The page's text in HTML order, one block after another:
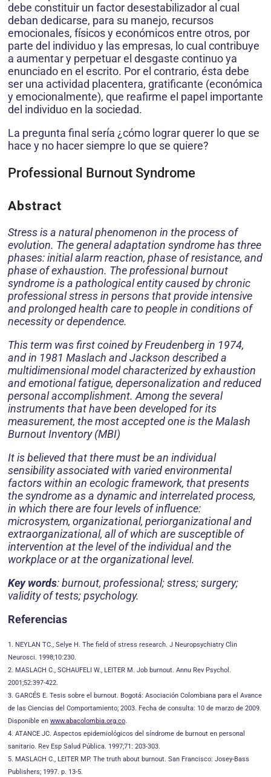
debe constituir un factor desestabilizador al cual
deban dedicarse, para su manejo, recursos
emocionales, físicos y económicos entre otros, por
parte del individuo y las empresas, lo cual contribuye
a aumentar y perpetuar el desgaste continuo ya
enunciado en el escrito. Por el contrario, ésta debe
ser una actividad placentera, gratificante (económica
y emocionalmente), que reafirme el papel importante
del individuo en la sociedad.
La pregunta final sería ¿cómo lograr querer lo que se
hace y no hacer siempre lo que se quiere?
Professional Burnout Syndrome
Abstract
Stress is a natural phenomenon in the process of
evolution. The general adaptation syndrome has three
phases: initial alarm reaction, phase of resistance, and
phase of exhaustion. The professional burnout
syndrome is a pathological entity caused by chronic
professional stress in persons that provide intensive
and prolonged health care to people in conditions of
necessity or dependence.
This term was first coined by Freudenberg in 1974,
and in 1981 Maslach and Jackson described a
multidimensional model characterized by exhaustion
and emotional fatigue, depersonalization and reduced
personal accomplishment. Among the several
instruments that have been developed for its
measurement, the most accepted one is the Malash
Burnout Inventory (MBI)
It is believed that there must be an individual
sensibility associated with varied environmental
factors within an ecologic framework, that presents
the syndrome as a dynamic and interrelated process,
in which there are four levels of influence:
microsystem, organizational, periorganizational and
extraorganizational, all of which are susceptible of
intervention at the level of the individual and the
workplace or at the organizational level.
Key words: burnout, professional; stress; surgery;
validity of tests; psychology.
Referencias
1. NEYLAN TC., Selye H. The field of stress research. J Neuropsychiatry Clin
Neurosci. 1998;10:230.
2. MASLACH C., SCHAUFELI W., LEITER M. Job burnout. Annu Rev Psychol.
2001;52:397-422.
3. GARCÉS E. Tesis sobre el burnout. Bogotá: Asociación Colombiana para el Avance
de las Ciencias del Comportamiento; 2003. Fecha de consulta: 10 de marzo de 2009.
Disponible en www.abacolombia.org.co.
4. ATANCE JC. Aspectos epidemiológicos del síndrome de burnout en personal
sanitario. Rev Esp Salud Pública. 1997;71: 203-303.
5. MASLACH C., LEITER MP. The truth about burnout. San Francisco: Josey-Bass
Publishers; 1997. p. 13-5.